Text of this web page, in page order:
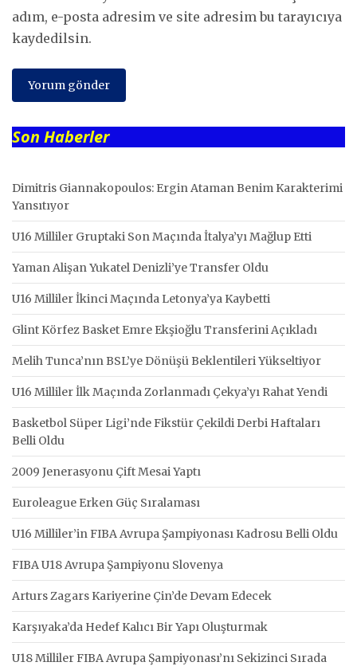
adım, e-posta adresim ve site adresim bu tarayıcıya
kaydedilsin.
Son Haberler
Dimitris Giannakopoulos: Ergin Ataman Benim Karakterimi
Yansıtıyor
U16 Milliler Gruptaki Son Maçında İtalya’yı Mağlup Etti
Yaman Alişan Yukatel Denizli’ye Transfer Oldu
U16 Milliler İkinci Maçında Letonya’ya Kaybetti
Glint Körfez Basket Emre Ekşioğlu Transferini Açıkladı
Melih Tunca’nın BSL’ye Dönüşü Beklentileri Yükseltiyor
U16 Milliler İlk Maçında Zorlanmadı Çekya’yı Rahat Yendi
Basketbol Süper Ligi’nde Fikstür Çekildi Derbi Haftaları
Belli Oldu
2009 Jenerasyonu Çift Mesai Yaptı
Euroleague Erken Güç Sıralaması
U16 Milliler’in FIBA Avrupa Şampiyonası Kadrosu Belli Oldu
FIBA U18 Avrupa Şampiyonu Slovenya
Arturs Zagars Kariyerine Çin’de Devam Edecek
Karşıyaka’da Hedef Kalıcı Bir Yapı Oluşturmak
U18 Milliler FIBA Avrupa Şampiyonası’nı Sekizinci Sırada